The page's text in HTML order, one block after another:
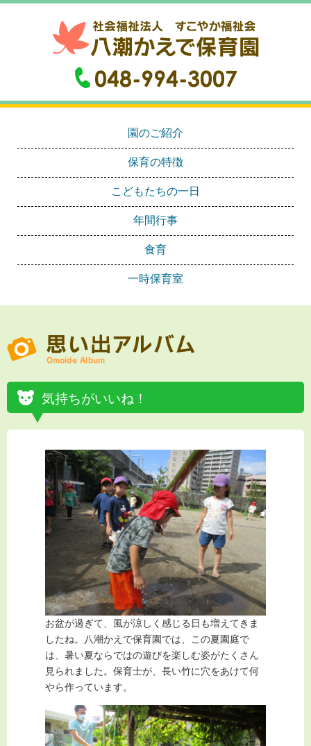
園のご紹介
保育の特徴
こどもたちの一日
年間行事
食育
一時保育室
気持ちがいいね！
お盆が過ぎて、風が涼しく感じる日も増えてきま
したね。八潮かえで保育園では、この夏園庭で
は、暑い夏ならではの遊びを楽しむ姿がたくさん
見られました。保育士が、長い竹に穴をあけて何
やら作っています。